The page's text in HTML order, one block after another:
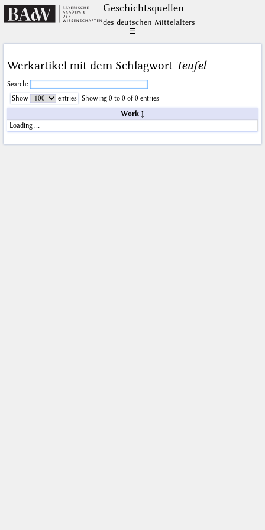
Geschichts­quellen
des deutschen Mittelalters
☰
Werkartikel mit dem Schlagwort Teufel
Search:
Show
entries
Showing 0 to 0 of 0 entries
Work
Loading …